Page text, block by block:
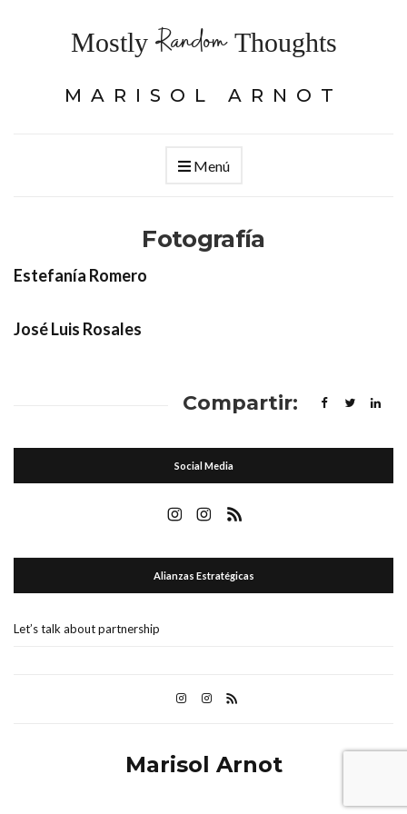
Mostly RandomThoughts
MARISOL ARNOT
Menú
Fotografía
Estefanía Romero
José Luis Rosales
Compartir:
Social Media
Alianzas Estratégicas
Let’s talk about partnership
Marisol Arnot